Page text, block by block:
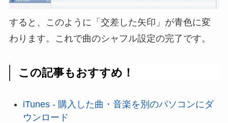
すると、このように「交差した矢印」が青色に変
わります。これで曲のシャフル設定の完了です。
この記事もおすすめ！
iTunes - 購入した曲・音楽を別のパソコンにダ
ウンロード